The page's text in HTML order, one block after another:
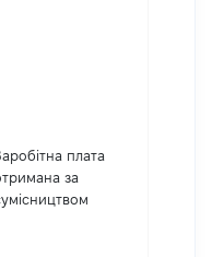
плата
за